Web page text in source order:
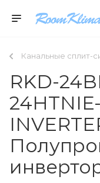
Канальные сплит-
RKD-